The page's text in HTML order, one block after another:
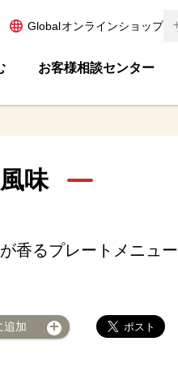
Globalオンラインショップ
お客様相談センター
味
香るプレートメニュー
追加